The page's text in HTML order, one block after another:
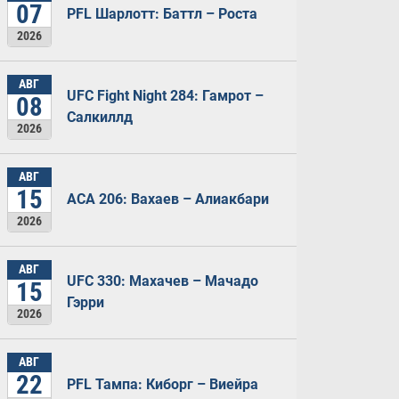
07
2026
PFL Шарлотт: Баттл – Роста
АВГ
08
2026
UFC Fight Night 284: Гамрот –
Салкиллд
АВГ
15
2026
ACA 206: Вахаев – Алиакбари
АВГ
15
2026
UFC 330: Махачев – Мачадо
Гэрри
АВГ
22 PFL Тампа: Киборг – Виейра